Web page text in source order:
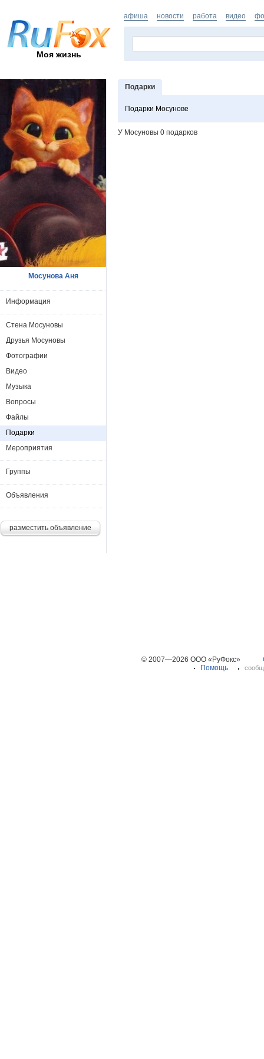
Моя жизнь
афиша новости работа видео
Подарки
Подарки Мосунове
У Мосуновы 0 подарков
Мосунова Аня
Информация
Стена Мосуновы
Друзья Мосуновы
Фотографии
Видео
Музыка
Вопросы
Файлы
Подарки
Мероприятия
Группы
Объявления
разместить объявление
© 2007—2026 ООО «РуФокс»
Помощь